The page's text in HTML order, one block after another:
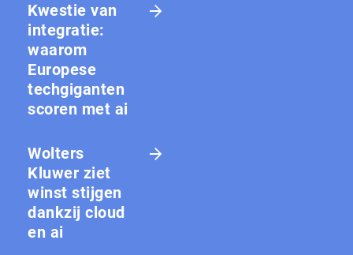
Kwestie van
integratie:
waarom
Europese
techgiganten
scoren met ai
Wolters
Kluwer ziet
winst stijgen
dankzij cloud
en ai